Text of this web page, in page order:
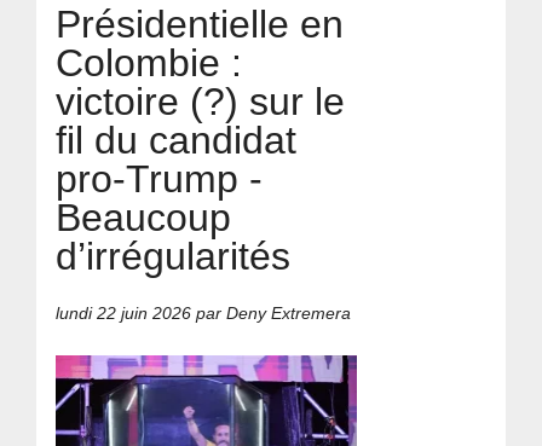
Présidentielle en
Colombie :
victoire (?) sur le
fil du candidat
pro-Trump -
Beaucoup
d’irrégularités
lundi 22 juin 2026 par Deny Extremera